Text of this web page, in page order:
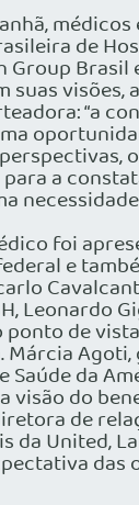
de
Group Brasil
suas visões,
“a
a
foi
e
Leonardo
ponto de
Márcia
Saúde da
visão do
de
da United,
das